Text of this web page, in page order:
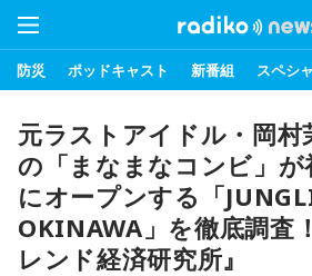
防災 ポッドキャスト 新番組 スペシ
元ラストアイドル・岡村
の「まなまなコンビ」が
にオープンする「
OKINAWA」を徹底調査
レンド経済研究所』